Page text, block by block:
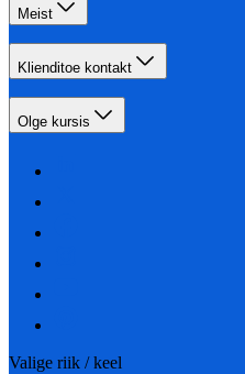
Meist
Klienditoe kontakt
Olge kursis
Valige riik / keel